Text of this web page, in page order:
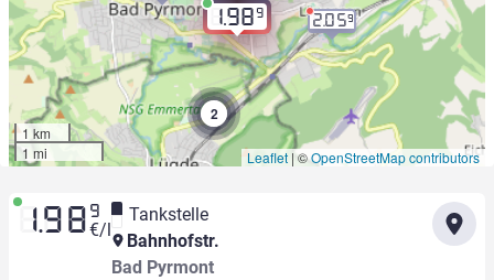
1.989
2.059
2
1 km
1 mi
Leaflet |©OpenStreetMap contributors
1.98 9
€/l
Tankstelle
Bahnhofstr.
Bad Pyrmont